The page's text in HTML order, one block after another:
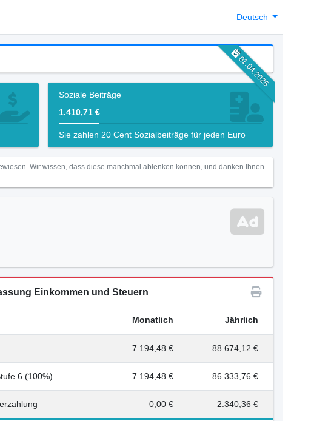
Deutsch
01.04.2026
Soziale Beiträge
1.410,71 €
Sie zahlen 20 Cent Sozialbeiträge für jeden Euro
Wir wissen, dass diese manchmal ablenken können, und danken Ihnen
Einkommen und Steuern
Monatlich Jährlich
7.194,48 € 88.674,12 €
6 (100%) 7.194,48 € 86.333,76 €
0,00 € 2.340,36 €